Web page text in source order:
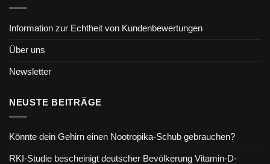
Information zur Echtheit von Kundenbewertungen
Über uns
Newsletter
NEUSTE BEITRÄGE
Könnte dein Gehirn einen Nootropika-Schub gebrauchen?
RKI-Studie bescheinigt deutscher Bevölkerung Vitamin-D-